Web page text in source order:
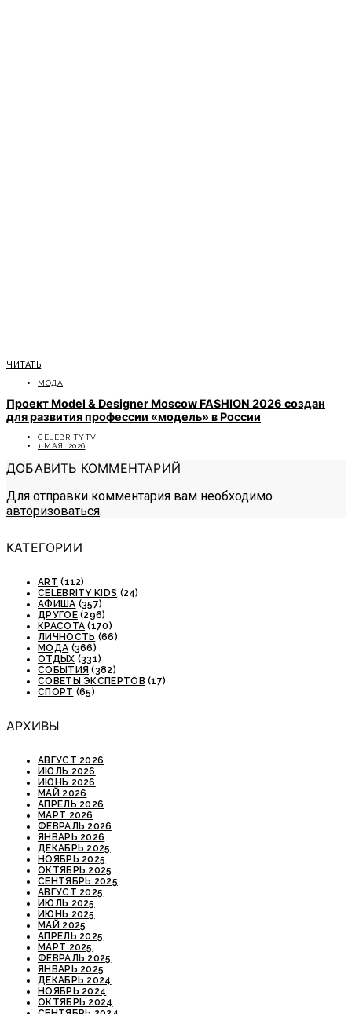
ЧИТАТЬ
МОДА
Проект Model & Designer Moscow FASHION 2026 создан
для развития профессии «модель» в России
CELEBRITYTV
1 МАЯ, 2026
ДОБАВИТЬ КОММЕНТАРИЙ
Для отправки комментария вам необходимо
авторизоваться.
КАТЕГОРИИ
ART (112)
CELEBRITY KIDS (24)
АФИША (357)
ДРУГОЕ(296)
КРАСОТА (170)
ЛИЧНОСТЬ (66)
МОДА (366)
ОТДЫХ (331)
СОБЫТИЯ (382)
СОВЕТЫ ЭКСПЕРТОВ (17)
СПОРТ (65)
АРХИВЫ
АВГУСТ 2026
ИЮЛЬ 2026
ИЮНЬ 2026
МАЙ 2026
АПРЕЛЬ 2026
МАРТ 2026
ФЕВРАЛЬ 2026
ЯНВАРЬ 2026
ДЕКАБРЬ 2025
НОЯБРЬ 2025
ОКТЯБРЬ 2025
СЕНТЯБРЬ 2025
АВГУСТ 2025
ИЮЛЬ 2025
ИЮНЬ 2025
МАЙ 2025
АПРЕЛЬ 2025
МАРТ 2025
ФЕВРАЛЬ 2025
ЯНВАРЬ 2025
ДЕКАБРЬ 2024
НОЯБРЬ 2024
ОКТЯБРЬ 2024